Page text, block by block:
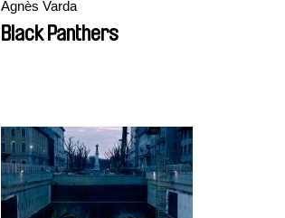
Agnès Varda
Black Panthers